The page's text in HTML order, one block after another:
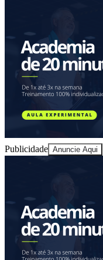
Sport
Publicidade Anuncie Aqui